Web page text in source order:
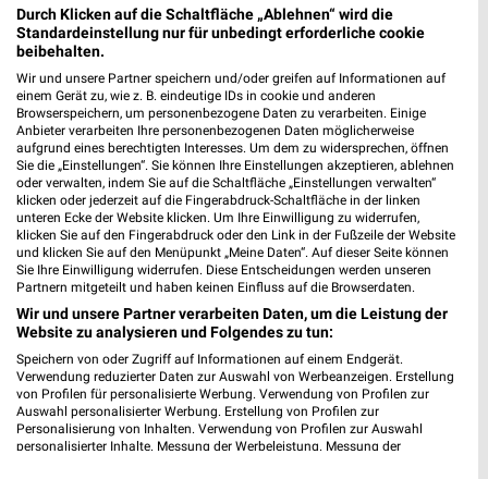
Freystadt
Opti Wohnwelt Filialen & Öffnungszeiten für
Hallstadt
Noch mehr Angebote in
der weekli App!
Durch Klicken auf die Schaltfläche „Ablehnen“ wird die
Standardeinstellung nur für unbedingt erforderliche cookie
beibehalten.
Wir und unsere Partner speichern und/oder greifen auf Informationen auf
einem Gerät zu, wie z. B. eindeutige IDs in cookie und anderen
Browserspeichern, um personenbezogene Daten zu verarbeiten. Einige
Anbieter verarbeiten Ihre personenbezogenen Daten möglicherweise
aufgrund eines berechtigten Interesses. Um dem zu widersprechen, öffnen
Sie die „Einstellungen“. Sie können Ihre Einstellungen akzeptieren, ablehnen
oder verwalten, indem Sie auf die Schaltfläche „Einstellungen verwalten“
klicken oder jederzeit auf die Fingerabdruck-Schaltfläche in der linken
unteren Ecke der Website klicken. Um Ihre Einwilligung zu widerrufen,
klicken Sie auf den Fingerabdruck oder den Link in der Fußzeile der Website
und klicken Sie auf den Menüpunkt „Meine Daten“. Auf dieser Seite können
Sie Ihre Einwilligung widerrufen. Diese Entscheidungen werden unseren
Partnern mitgeteilt und haben keinen Einfluss auf die Browserdaten.
Wir und unsere Partner verarbeiten Daten, um die Leistung der
Website zu analysieren und Folgendes zu tun:
Speichern von oder Zugriff auf Informationen auf einem Endgerät.
Verwendung reduzierter Daten zur Auswahl von Werbeanzeigen. Erstellung
von Profilen für personalisierte Werbung. Verwendung von Profilen zur
Auswahl personalisierter Werbung. Erstellung von Profilen zur
Personalisierung von Inhalten. Verwendung von Profilen zur Auswahl
personalisierter Inhalte. Messung der Werbeleistung. Messung der